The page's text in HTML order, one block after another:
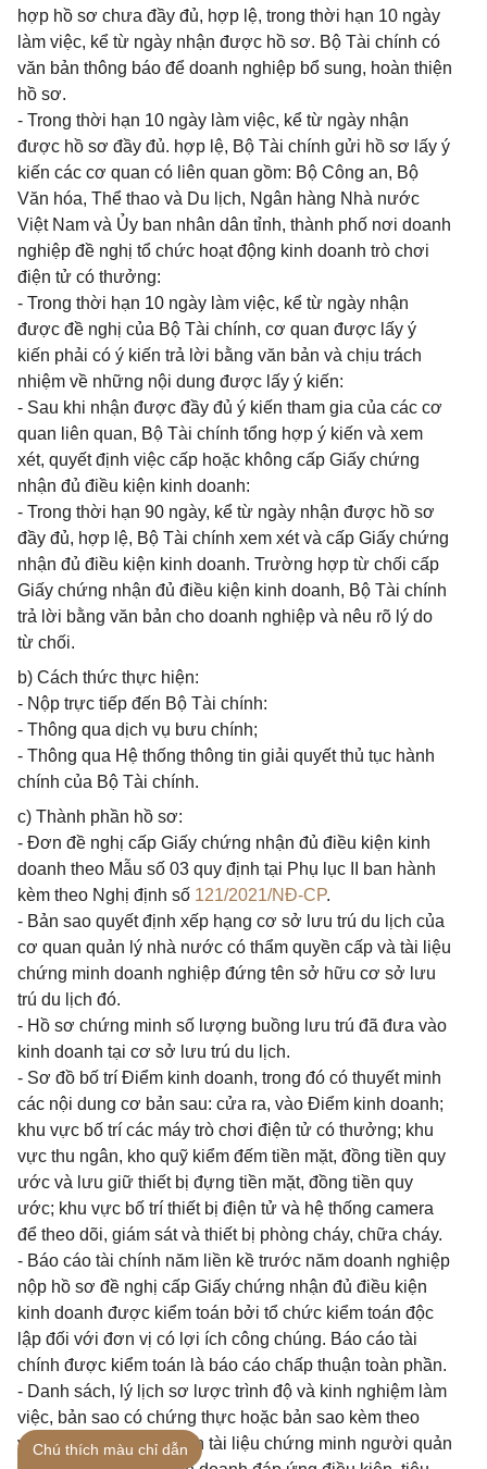
hợp hồ sơ chưa đầy đủ, hợp lệ, trong thời hạn 10 ngày
làm việc, kể từ ngày nhận được hồ sơ. Bộ Tài chính có
văn bản thông báo để doanh nghiệp bổ sung, hoàn thiện
hồ sơ.
- Trong thời hạn 10 ngày làm việc, kể từ ngày nhận
được hồ sơ đầy đủ. hợp lệ, Bộ Tài chính gửi hồ sơ lấy ý
kiến các cơ quan có liên quan gồm: Bộ Công an, Bộ
Văn hóa, Thể thao và Du lịch, Ngân hàng Nhà nước
Việt Nam và Ủy ban nhân dân tỉnh, thành phố nơi doanh
nghiệp đề nghị tổ chức hoạt động kinh doanh trò chơi
điện tử có thưởng:
- Trong thời hạn 10 ngày làm việc, kể từ ngày nhận
được đề nghị của Bộ Tài chính, cơ quan được lấy ý
kiến phải có ý kiến trả lời bằng văn bản và chịu trách
nhiệm về những nội dung được lấy ý kiến:
- Sau khi nhận được đầy đủ ý kiến tham gia của các cơ
quan liên quan, Bộ Tài chính tổng hợp ý kiến và xem
xét, quyết định việc cấp hoặc không cấp Giấy chứng
nhận đủ điều kiện kinh doanh:
- Trong thời hạn 90 ngày, kể từ ngày nhận được hồ sơ
đầy đủ, hợp lệ, Bộ Tài chính xem xét và cấp Giấy chứng
nhận đủ điều kiện kinh doanh. Trường hợp từ chối cấp
Giấy chứng nhận đủ điều kiện kinh doanh, Bộ Tài chính
trả lời bằng văn bản cho doanh nghiệp và nêu rõ lý do
từ chối.
b) Cách thức thực hiện:
- Nộp trực tiếp đến Bộ Tài chính:
- Thông qua dịch vụ bưu chính;
- Thông qua Hệ thống thông tin giải quyết thủ tục hành
chính của Bộ Tài chính.
c) Thành phần hồ sơ:
- Đơn đề nghị cấp Giấy chứng nhận đủ điều kiện kinh
doanh theo Mẫu số 03 quy định tại Phụ lục II ban hành
kèm theo Nghị định số 121/2021/NĐ-CP.
- Bản sao quyết định xếp hạng cơ sở lưu trú du lịch của
cơ quan quản lý nhà nước có thẩm quyền cấp và tài liệu
chứng minh doanh nghiệp đứng tên sở hữu cơ sở lưu
trú du lịch đó.
- Hồ sơ chứng minh số lượng buồng lưu trú đã đưa vào
kinh doanh tại cơ sở lưu trú du lịch.
- Sơ đồ bố trí Điểm kinh doanh, trong đó có thuyết minh
các nội dung cơ bản sau: cửa ra, vào Điểm kinh doanh;
khu vực bố trí các máy trò chơi điện tử có thưởng; khu
vực thu ngân, kho quỹ kiểm đếm tiền mặt, đồng tiền quy
ước và lưu giữ thiết bị đựng tiền mặt, đồng tiền quy
ước; khu vực bố trí thiết bị điện tử và hệ thống camera
để theo dõi, giám sát và thiết bị phòng cháy, chữa cháy.
- Báo cáo tài chính năm liền kề trước năm doanh nghiệp
nộp hồ sơ đề nghị cấp Giấy chứng nhận đủ điều kiện
kinh doanh được kiểm toán bởi tổ chức kiểm toán độc
lập đối với đơn vị có lợi ích công chúng. Báo cáo tài
chính được kiểm toán là báo cáo chấp thuận toàn phần.
- Danh sách, lý lịch sơ lược trình độ và kinh nghiệm làm
việc, bản sao có chứng thực hoặc bản sao kèm theo
việc xuất trình bản chính tài liệu chứng minh người quản
Chú thích màu chỉ dẫn